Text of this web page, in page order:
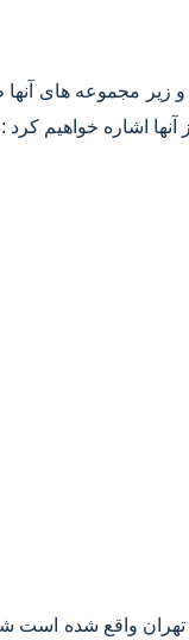
و زیر مجموعه های
اشاره خواهیم کرد :
تهران واقع شده